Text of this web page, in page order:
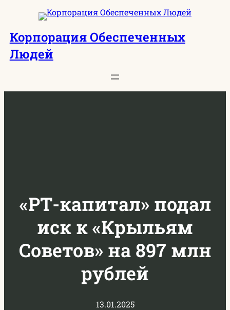
Перейти
содержимому
Корпорация Обеспеченных
Людей
«РТ-капитал» подал
иск к «Крыльям
Советов» на 897 млн
рублей
13.01.2025